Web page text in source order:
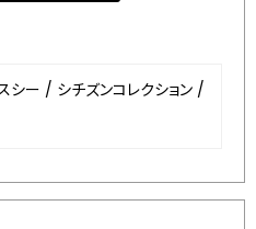
シー / シチズンコレクション /